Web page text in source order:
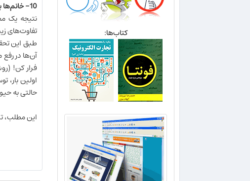
10- خانم‌ها بهتر از آقایان با استرس کنار می‌آیند
تفاوت‌های
طبق این
آن‌ها در
اولین بار،
حالتی به
این مطلب،
کتاب‌ها: